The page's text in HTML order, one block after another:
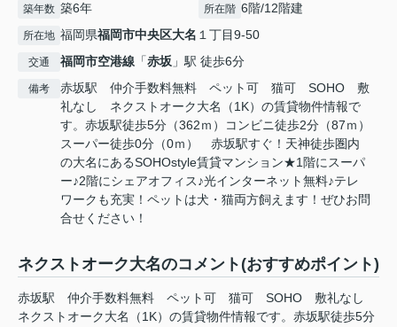
築年数 築6年 所在階 6階/12階建
所在地 福岡県福岡市中央区大名 １丁目9-50
交通 福岡市空港線 「赤坂 」駅 徒歩6分
備考
赤坂駅 仲介手数料無料 ペット可 猫可 SOHO 敷
礼なし ネクストオーク大名（1K）の賃貸物件情報で
す。赤坂駅徒歩5分（362ｍ）コンビニ徒歩2分（87ｍ）
スーパー徒歩0分（0ｍ） 赤坂駅すぐ！天神徒歩圏内
の大名にあるSOHOstyle賃貸マンション★1階にスーパ
ー♪2階にシェアオフィス♪光インターネット無料♪テレ
ワークも充実！ペットは犬・猫両方飼えます！ぜひお問
合せください！
ネクストオーク大名のコメント(おすすめポイント)
赤坂駅 仲介手数料無料 ペット可 猫可 SOHO 敷礼なし
ネクストオーク大名（1K）の賃貸物件情報です。赤坂駅徒歩5分